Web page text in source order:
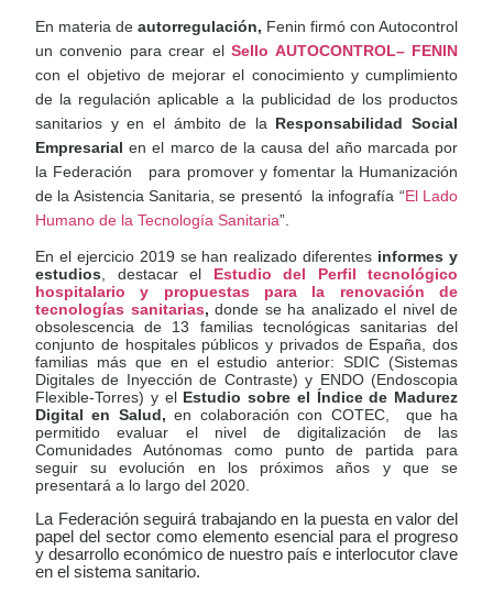
En materia de autorregulación, Fenin firmó con Autocontrol
un convenio para crear elSello AUTOCONTROL– FENIN
con el objetivo de mejorar el conocimiento y cumplimiento
de la regulación aplicable a la publicidad de los productos
sanitarios yen el ámbito de la Responsabilidad Social
Empresarial en el marco de la causa del año marcada por
la Federación
para promover y fomentar la Humanización
de la Asistencia Sanitaria, se presentó la infografía “El Lado
Humano de la Tecnología Sanitaria”.
En el ejercicio 2019 se han realizado diferentes informes y
estudios , destacar el Estudio del Perfil tecnológico
hospitalario y propuestas para la renovación de
tecnologías sanitarias, donde se ha analizado el nivel de
obsolescencia de 13 familias tecnológicas sanitarias del
conjunto de hospitales públicos y privados de España, dos
familias más que en el estudio anterior: SDIC (Sistemas
Digitales de Inyección de Contraste) y ENDO (Endoscopia
Flexible-Torres) y el Estudio sobre el Índice de Madurez
Digital en Salud,en colaboración con COTEC,
que ha
permitido evaluar el nivel de digitalización de las
Comunidades Autónomas como punto de partida para
seguir su evolución en los próximos años y que se
presentará a lo largo del 2020.
La Federación seguirá trabajando en la puesta en valor del
papel del sector como elemento esencial para el progreso
y desarrollo económico de nuestro país e interlocutor clave
en el sistema sanitario.